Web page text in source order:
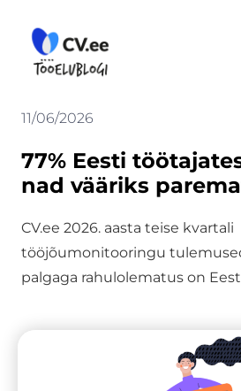
content
11/06/2026
77% Eesti
nad vääriks
CV.ee 2026. aasta teise kvartali
tööjõumonitooringu
palgaga rahulolematus on